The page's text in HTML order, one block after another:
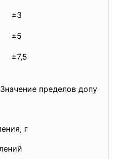
±3
±5
±7,5
пределов
деления, г
делений